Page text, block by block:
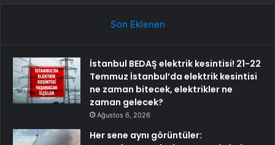
Son Eklenen
İstanbul BEDAŞ elektrik kesintisi! 21-22
Temmuz İstanbul’da elektrik kesintisi
ne zaman bitecek, elektrikler ne
zaman gelecek?
Ağustos 6, 2026
Her sene aynı görüntüler: